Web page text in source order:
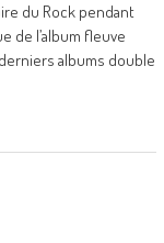
du Rock pendant
de l’album fleuve
albums double